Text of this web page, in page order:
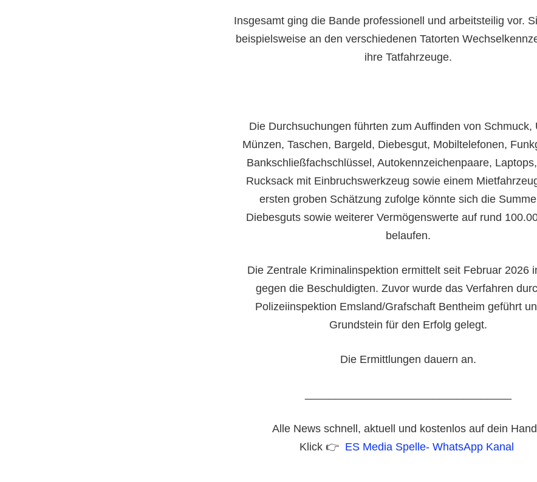
Insgesamt ging die Bande professionell und arbeitsteilig vor.
beispielsweise an den verschiedenen Tatorten
ihre Tatfahrzeuge.
Die Durchsuchungen führten zum Auffinden von Schmuck,
Münzen, Taschen, Bargeld, Diebesgut, Mobiltelefonen,
Bankschließfachschlüssel, Autokennzeichenpaare,
Rucksack mit Einbruchswerkzeug sowie einem
ersten groben Schätzung zufolge könnte sich die
Diebesguts sowie weiterer Vermögenswerte auf rund
belaufen.
Die Zentrale Kriminalinspektion ermittelt seit Februar 2026
gegen die Beschuldigten. Zuvor wurde das Verfahren
Polizeiinspektion Emsland/Grafschaft Bentheim geführt
Grundstein für den Erfolg gelegt.
Die Ermittlungen dauern an.
Alle News schnell, aktuell und kostenlos auf dein
Klick 👉 ES Media Spelle- WhatsApp Kanal